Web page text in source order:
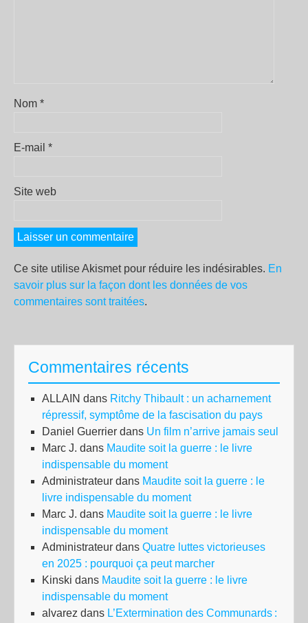
Nom *
E-mail *
Site web
Ce site utilise Akismet pour réduire les indésirables. En
savoir plus sur la façon dont les données de vos
commentaires sont traitées.
Commentaires récents
ALLAIN dans Ritchy Thibault : un acharnement
répressif, symptôme de la fascisation du pays
Daniel Guerrier dans Un film n’arrive jamais seul
Marc J. dans Maudite soit la guerre : le livre
indispensable du moment
Administrateur dans Maudite soit la guerre : le
livre indispensable du moment
Marc J. dans Maudite soit la guerre : le livre
indispensable du moment
Administrateur dans Quatre luttes victorieuses
en 2025 : pourquoi ça peut marcher
Kinski dans Maudite soit la guerre : le livre
indispensable du moment
alvarez dans L’Extermination des Communards :